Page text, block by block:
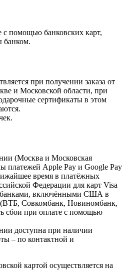
с помощью банковских карт,
банком.
при получении заказа от
и Московской области, при
сертификаты в этом
(Москва и Московская
платежей Apple Pay и Google Pay
время в платёжных
Федерации для карт Visa
включёнными США в
Совкомбанк, Новиномбанк,
сбои при оплате с помощью
доступна при наличии
– по контактной и
картой осуществляется на